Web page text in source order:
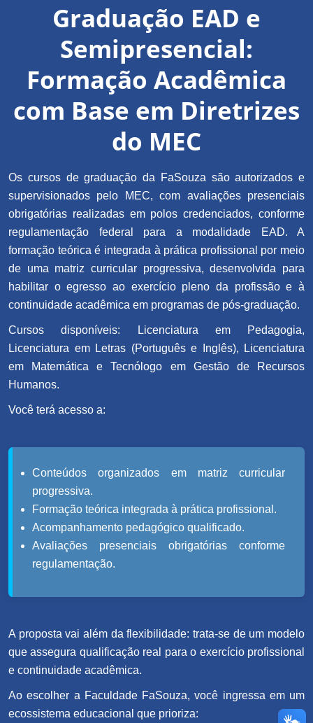
Graduação EAD e
Semipresencial:
Formação Acadêmica
com Base em Diretrizes
do MEC
Os cursos de graduação da FaSouza são autorizados e
supervisionados pelo MEC, com avaliações presenciais
obrigatórias realizadas em polos credenciados, conforme
regulamentação federal para a modalidade EAD. A
formação teórica é integrada à prática profissional por meio
de uma matriz curricular progressiva, desenvolvida para
habilitar o egresso ao exercício pleno da profissão e à
continuidade acadêmica em programas de pós-graduação.
Cursos disponíveis: Licenciatura em Pedagogia,
Licenciatura em Letras (Português e Inglês), Licenciatura
em Matemática e Tecnólogo em Gestão de Recursos
Humanos.
Você terá acesso a:
Conteúdos organizados em matriz curricular
progressiva.
Formação teórica integrada à prática profissional.
Acompanhamento pedagógico qualificado.
Avaliações presenciais obrigatórias conforme
regulamentação.
A proposta vai além da flexibilidade: trata-se de um modelo
que assegura qualificação real para o exercício profissional
e continuidade acadêmica.
Ao escolher a Faculdade FaSouza, você ingressa em um
ecossistema educacional que prioriza: